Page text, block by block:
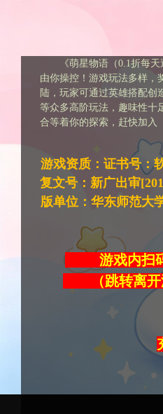
《萌星物语（0.1折每
由你操控！游戏玩法多样，
陆，玩家可通过英雄搭配创
等众多高阶玩法，趣味性十
合等着你的探索，赶快加入
游戏资质：证书号：
复文号：新广出审
版单位：华东师范大
游戏内扫
（跳转离开